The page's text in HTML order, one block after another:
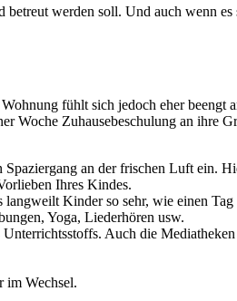
werden soll. Und auch wenn
fühlt sich jedoch eher
Woche Zuhausebeschulung an ihre
an der frischen Luft ein.
Ihres Kindes.
Kinder so sehr, wie einen Tag
Yoga, Liederhören usw.
Auch die
im Wechsel.